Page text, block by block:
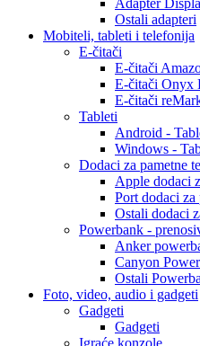
Adapter
Ostali adapteri
Mobiteli, tableti i telefonija
E-čitači
E-čitači
E-čitači Onyx
E-čitači
Tableti
Android -
Windows -
Dodaci za pametne
Apple dodaci
Port dodaci za
Ostali dodaci
Powerbank -
Anker
Canyon
Ostali
Foto, video, audio i gadgeti
Gadgeti
Gadgeti
Igraće konzole